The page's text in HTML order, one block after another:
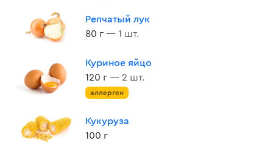
Репчатый лук
80 г — 1 шт.
Куриное яйцо
120 г — 2 шт.
аллерген
Кукуруза
100 г